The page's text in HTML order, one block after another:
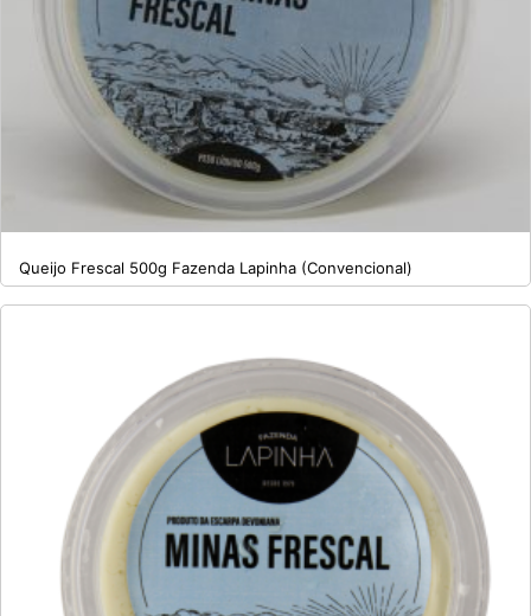
Queijo Frescal 500g Fazenda Lapinha (Convencional)